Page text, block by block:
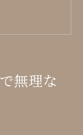
ムメイド
わせたモチ
無理な